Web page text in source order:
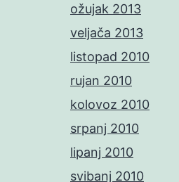
ožujak 2013
veljača 2013
listopad 2010
rujan 2010
kolovoz 2010
srpanj 2010
lipanj 2010
svibanj 2010